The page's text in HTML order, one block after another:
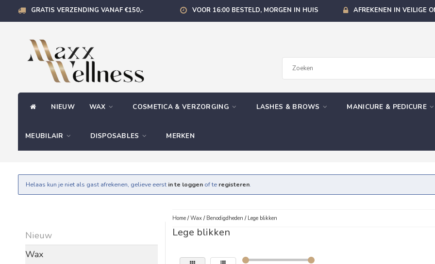
GRATIS VERZENDING VANAF €150,- VOOR 16:00 BESTELD, MORGEN IN HUIS AFREKENEN IN VEILIGE
NIEUW WAX COSMETICA & VERZORGING LASHES & BROWS MANICURE & PEDICURE
MEUBILAIR DISPOSABLES MERKEN
Helaas kun je niet als gast afrekenen, gelieve eerst in te loggen of te registeren.
Nieuw
Wax
Home/Wax/ Benodigdheden / Lege blikken
Lege blikken